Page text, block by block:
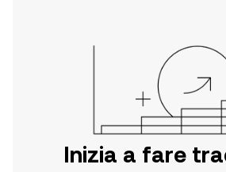
Inizia a fare